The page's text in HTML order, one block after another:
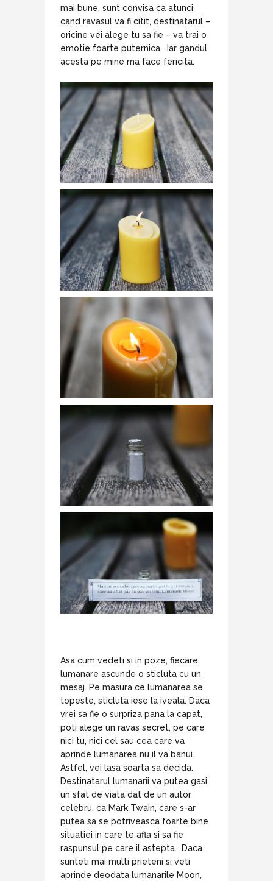
mai bune, sunt convisa ca atunci
cand ravasul va fi citit, destinatarul –
oricine vei alege tu sa fie – va trai o
emotie foarte puternica. Iar gandul
acesta pe mine ma face fericita.
Asa cum vedeti si in poze, fiecare
lumanare ascunde o sticluta cu un
mesaj. Pe masura ce lumanarea se
topeste, sticluta iese la iveala. Daca
vrei sa fie o surpriza pana la capat,
poti alege un ravas secret, pe care
nici tu, nici cel sau cea care va
aprinde lumanarea nu il va banui.
Astfel, vei lasa soarta sa decida.
Destinatarul lumanarii va putea gasi
un sfat de viata dat de un autor
celebru, ca Mark Twain, care s-ar
putea sa se potriveasca foarte bine
situatiei in care te afla si sa fie
raspunsul pe care il astepta. Daca
sunteti mai multi prieteni si veti
aprinde deodata lumanarile Moon,